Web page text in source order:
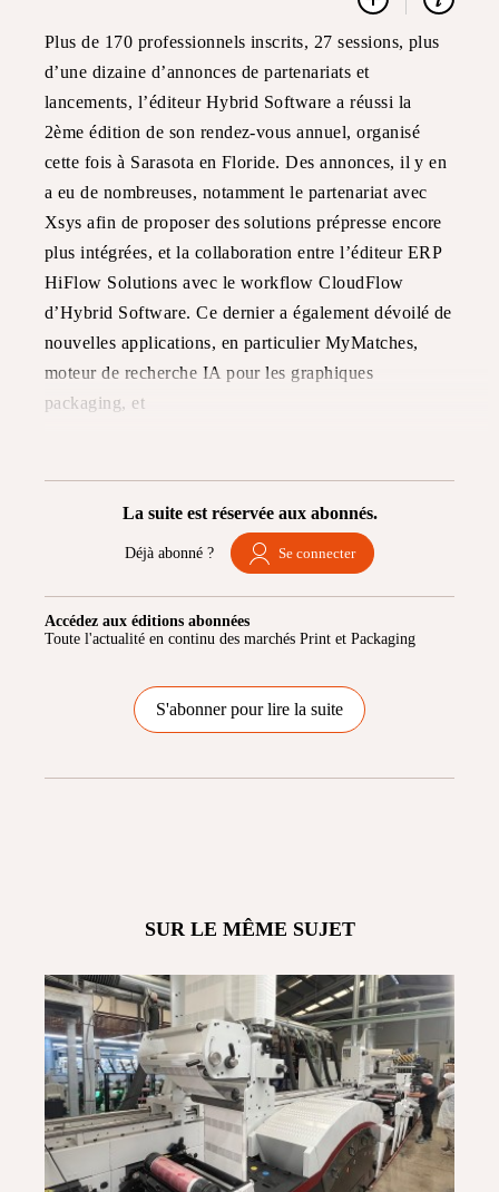
Plus de 170 professionnels inscrits, 27 sessions, plus
d’une dizaine d’annonces de partenariats et
lancements, l’éditeur Hybrid Software a réussi la
2ème édition de son rendez-vous annuel, organisé
cette fois à Sarasota en Floride. Des annonces, il y en
a eu de nombreuses, notamment le partenariat avec
Xsys afin de proposer des solutions prépresse encore
plus intégrées, et la collaboration entre l’éditeur ERP
HiFlow Solutions avec le workflow CloudFlow
d’Hybrid Software. Ce dernier a également dévoilé de
nouvelles applications, en particulier MyMatches,
moteur de recherche IA pour les graphiques
packaging, et
La suite est réservée aux abonnés.
Déjà abonné ? Se connecter
Accédez aux éditions abonnées
Toute l'actualité en continu des marchés Print et Packaging
S'abonner pour lire la suite
SUR LE MÊME SUJET